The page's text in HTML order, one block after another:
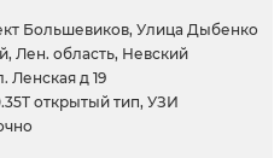
Большевиков, Улица Дыбенко
Лен. область, Невский
Ленская д 19
открытый тип, УЗИ